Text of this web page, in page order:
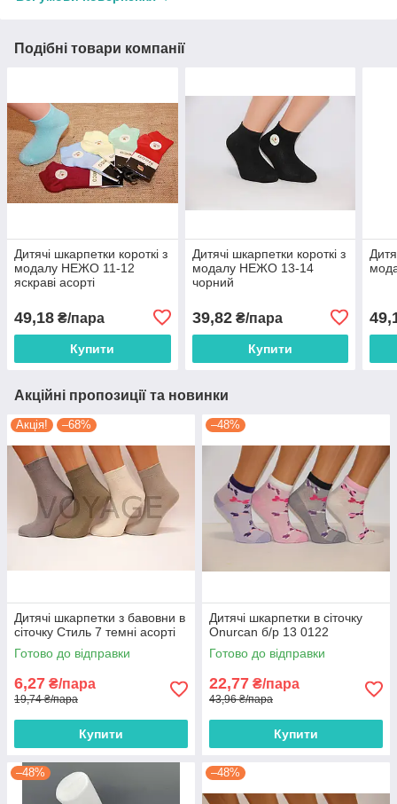
Подібні товари компанії
Дитячі шкарпетки короткі з
модалу НЕЖО 11-12
яскраві асорті
49,18 ₴/пара
Купити
Дитячі шкарпетки короткі з
модалу НЕЖО 13-14
чорний
39,82₴/пара
Купити
Акційні пропозиції та новинки
Акція! –68%
Дитячі шкарпетки з бавовни в
сіточку Стиль 7 темні асорті
Готово до відправки
6,27 ₴/пара
19,74 ₴/пара
Купити
–48%
Дитячі шкарпетки в сіточку
Onurcan б/р 13 0122
Готово до відправки
22,77 ₴/пара
43,96 ₴/пара
Купити
–48% –48%